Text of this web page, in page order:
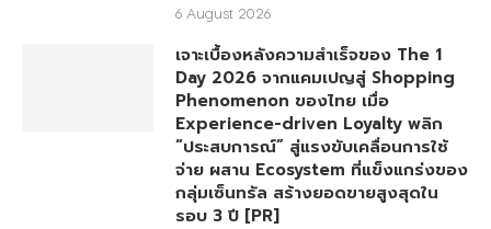
6 August 2026
เจาะเบื้องหลังความสำเร็จของ The 1
Day 2026 จากแคมเปญสู่ Shopping
Phenomenon ของไทย เมื่อ
Experience-driven Loyalty พลิก
“ประสบการณ์” สู่แรงขับเคลื่อนการใช้
จ่าย ผสาน Ecosystem ที่แข็งแกร่งของ
กลุ่มเซ็นทรัล สร้างยอดขายสูงสุดใน
รอบ 3 ปี [PR]